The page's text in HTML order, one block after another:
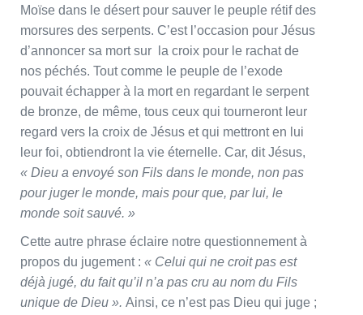
Moïse dans le désert pour sauver le peuple rétif des
morsures des serpents. C’est l’occasion pour Jésus
d’annoncer sa mort sur la croix pour le rachat de
nos péchés. Tout comme le peuple de l’exode
pouvait échapper à la mort en regardant le serpent
de bronze, de même, tous ceux qui tourneront leur
regard vers la croix de Jésus et qui mettront en lui
leur foi, obtiendront la vie éternelle. Car, dit Jésus,
« Dieu a envoyé son Fils dans le monde, non pas
pour juger le monde, mais pour que, par lui, le
monde soit sauvé. »
Cette autre phrase éclaire notre questionnement à
propos du jugement : « Celui qui ne croit pas est
déjà jugé, du fait qu’il n’a pas cru au nom du Fils
unique de Dieu ». Ainsi, ce n’est pas Dieu qui juge ;